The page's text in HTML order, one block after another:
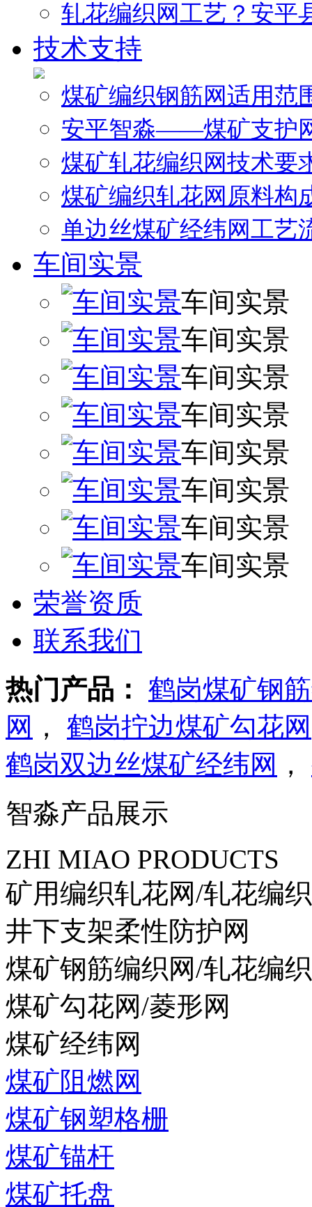
轧花编织网工艺？安平
技术支持
煤矿编织钢筋网适用范
安平智淼——煤矿支护
煤矿轧花编织网技术要
煤矿编织轧花网原料构
单边丝煤矿经纬网工艺
车间实景
车间实景
车间实景
车间实景
车间实景
车间实景
车间实景
车间实景
车间实景
荣誉资质
联系我们
热门产品： 鹤岗煤矿钢
网 ， 鹤岗拧边煤矿勾花网
鹤岗双边丝煤矿经纬网 ，
智淼产品展示
ZHI MIAO PRODUCTS
矿用编织轧花网/轧花编
井下支架柔性防护网
煤矿钢筋编织网/轧花编
煤矿勾花网/菱形网
煤矿经纬网
煤矿阻燃网
煤矿钢塑格栅
煤矿锚杆
煤矿托盘